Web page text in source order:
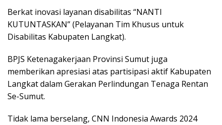
Berkat inovasi layanan disabilitas “NANTI
KUTUNTASKAN” (Pelayanan Tim Khusus untuk
Disabilitas Kabupaten Langkat).
BPJS Ketenagakerjaan Provinsi Sumut juga
memberikan apresiasi atas partisipasi aktif Kabupaten
Langkat dalam Gerakan Perlindungan Tenaga Rentan
Se-Sumut.
Tidak lama berselang, CNN Indonesia Awards 2024